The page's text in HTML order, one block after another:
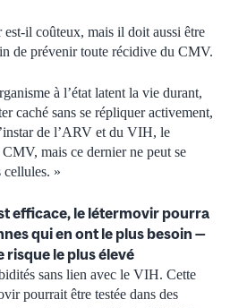
il coûteux, mais il doit aussi être
de prévenir toute récidive du CMV.
à l’état latent la vie durant,
caché sans se répliquer activement,
de l’ARV et du VIH, le
mais ce dernier ne peut se
cellules. »
efficace, le létermovir pourra
qui en ont le plus besoin —
risque le plus élevé
sans lien avec le VIH. Cette
pourrait être testée dans des